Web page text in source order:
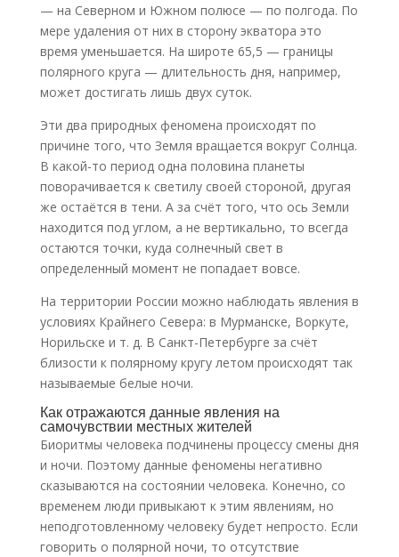
— на Северном и Южном полюсе — по полгода. По
мере удаления от них в сторону экватора это
время уменьшается. На широте 65,5 — границы
полярного круга — длительность дня, например,
может достигать лишь двух суток.
Эти два природных феномена происходят по
причине того, что Земля вращается вокруг Солнца.
В какой-то период одна половина планеты
поворачивается к светилу своей стороной, другая
же остаётся в тени. А за счёт того, что ось Земли
находится под углом, а не вертикально, то всегда
остаются точки, куда солнечный свет в
определенный момент не попадает вовсе.
На территории России можно наблюдать явления в
условиях Крайнего Севера: в Мурманске, Воркуте,
Норильске и т. д. В Санкт-Петербурге за счёт
близости к полярному кругу летом происходят так
называемые белые ночи.
Как отражаются данные явления на
самочувствии местных жителей
Биоритмы человека подчинены процессу смены дня
и ночи. Поэтому данные феномены негативно
сказываются на состоянии человека. Конечно, со
временем люди привыкают к этим явлениям, но
неподготовленному человеку будет непросто. Если
говорить о полярной ночи, то отсутствие